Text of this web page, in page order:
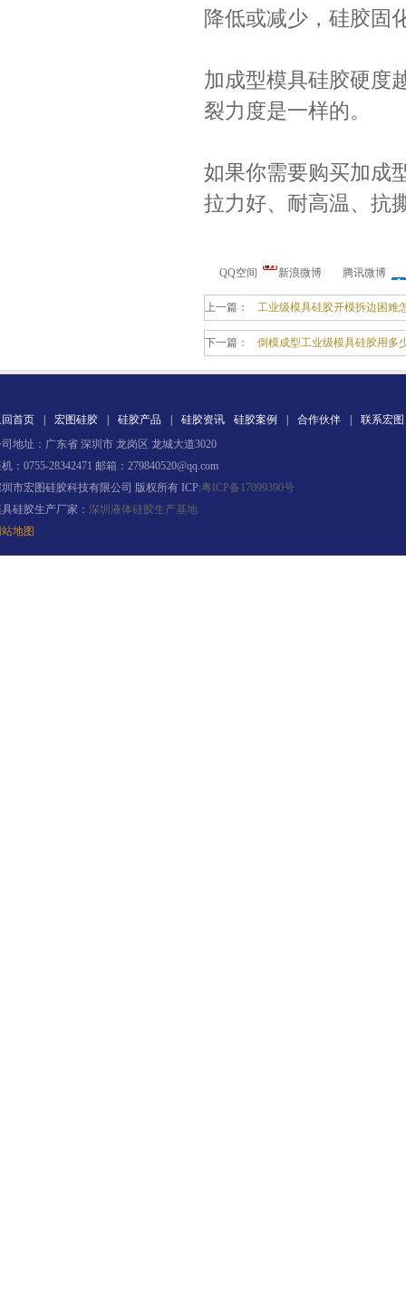
电子灌封胶
降低或减少，硅胶固
加成型模具硅胶硬度
裂力度是一样的。
如果你需要购买加成
拉力好、耐高温、抗
QQ空间 新浪微博 腾讯微博
上一篇： 工业级模具硅胶开模拆边困难
下一篇： 倒模成型工业级模具硅胶用多
首页 宏图硅胶 硅胶产品 硅胶资讯 硅胶案例 合作伙伴
联系宏图
地址：广东省 深圳市 龙岗区 龙城大道3020
：0755-28342471 邮箱：279840520@qq.com
市宏图硅胶科技有限公司 版权所有 ICP:粤ICP备17099390号
硅胶生产厂家： 深圳液体硅胶生产基地
地图